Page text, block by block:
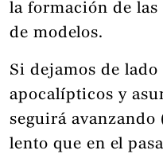
la formación de las
de modelos.
Si dejamos de lado
apocalípticos y
seguirá
lento que en el